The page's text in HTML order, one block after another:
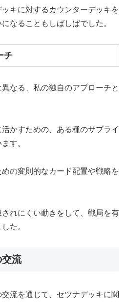
キに対するカウンターデッキを
なることもしばしばでした。
チ
なる、私の独自のアプローチと
かすための、ある種のサプライ
す。
の変則的なカード配置や戦略を
れにくい動きをして、戦局を有
た。
交流
流を通じて、セツナデッキに関